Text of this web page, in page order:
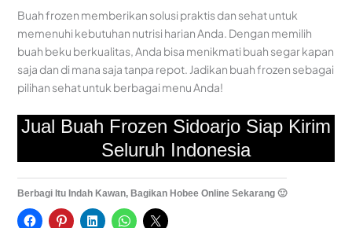
Buah frozen memberikan solusi praktis dan sehat untuk
memenuhi kebutuhan nutrisi harian Anda. Dengan memilih
buah beku berkualitas, Anda bisa menikmati buah segar kapan
saja dan di mana saja tanpa repot. Jadikan buah frozen sebagai
pilihan sehat untuk berbagai menu Anda!
Jual Buah Frozen Sidoarjo Siap Kirim
Seluruh Indonesia
Berbagi Itu Indah Kawan, Bagikan Hobee Online Sekarang 🙂